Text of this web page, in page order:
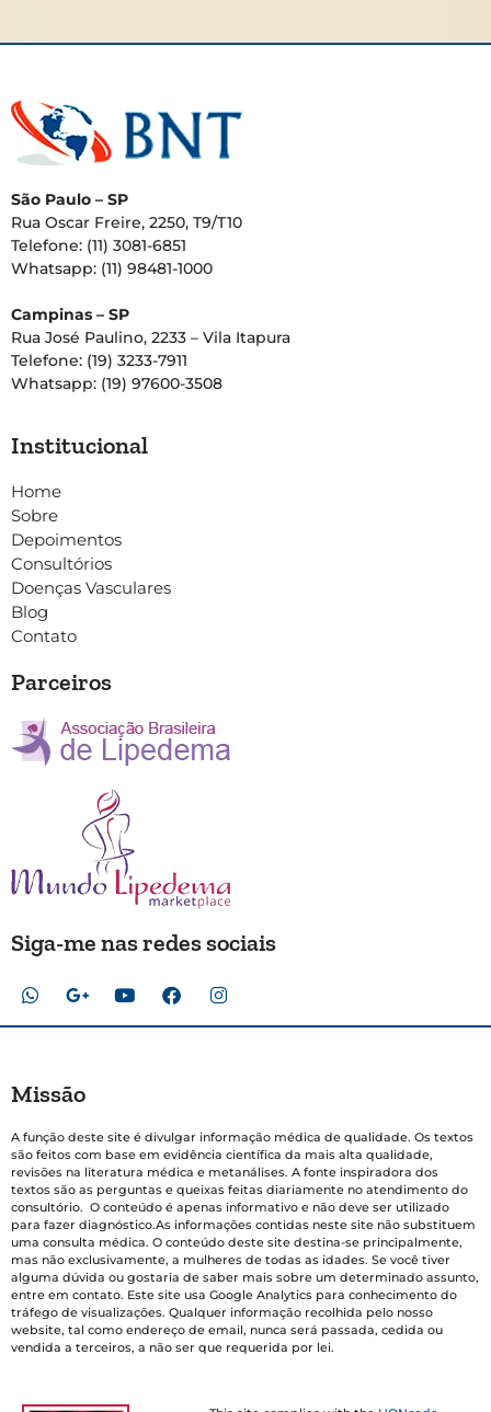
São Paulo – SP
Rua Oscar Freire, 2250, T9/T10
Telefone: (11) 3081-6851
Whatsapp: (11) 98481-1000
Campinas – SP
Rua José Paulino, 2233 – Vila Itapura
Telefone: (19) 3233-7911
Whatsapp: (19) 97600-3508
Institucional
Home
Sobre
Depoimentos
Consultórios
Doenças Vasculares
Blog
Contato
Parceiros
Siga-me nas redes sociais
Missão
A função deste site é divulgar informação médica de qualidade. Os textos
são feitos com base em evidência científica da mais alta qualidade,
revisões na literatura médica e metanálises. A fonte inspiradora dos
textos são as perguntas e queixas feitas diariamente no atendimento do
consultório. O conteúdo é apenas informativo e não deve ser utilizado
para fazer diagnóstico.As informações contidas neste site não substituem
uma consulta médica. O conteúdo deste site destina-se principalmente,
mas não exclusivamente, a mulheres de todas as idades. Se você tiver
alguma dúvida ou gostaria de saber mais sobre um determinado assunto,
entre em contato. Este site usa Google Analytics para conhecimento do
tráfego de visualizações. Qualquer informação recolhida pelo nosso
website, tal como endereço de email, nunca será passada, cedida ou
vendida a terceiros, a não ser que requerida por lei.